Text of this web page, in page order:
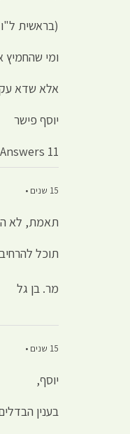
(בראשית
ומי שהחמיץ
אלא שדא
יוסף פישר
11 Answers
15 שנים •
תאמת, לא
תוכל
מר. בן גל
15 שנים •
יוסף,
בענין